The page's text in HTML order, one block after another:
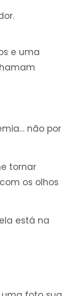
e uma
não por
tornar
os olhos
está na